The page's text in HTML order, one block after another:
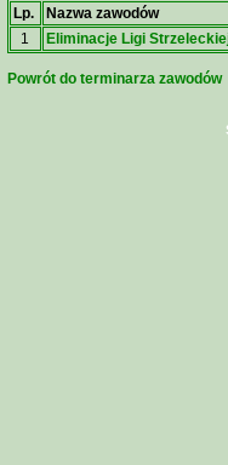
Lp.
Nazwa zawodów
1
Eliminacje Ligi
Powrót do terminarza zawodów